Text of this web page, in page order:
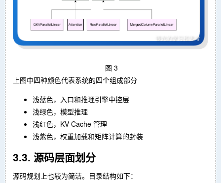
图 3
上图中四种颜色代表系统的四个组成部分
浅蓝色，入口和推理引擎中控层
浅绿色，模型推理
浅红色，KV Cache 管理
浅紫色，权重加载和矩阵计算的封装
3.3. 源码层面划分
源码规划上也较为简洁。目录结构如下：